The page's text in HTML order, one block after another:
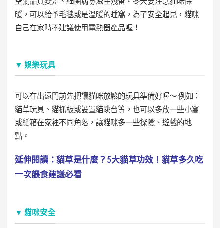
暖，可以給予毛毯或是溫暖的睡窩，為了安全起見，貓咪
自己在家時不建議使用電熱器產品喔！
▼ 娛樂玩具
可以在出遠門前先把讓貓咪放鬆的玩具準備好喔～ 例如：
貓草玩具、貓抓板或設置貓跳台等，也可以多放一些小窩
或紙箱在家裡不同角落，讓貓咪多一些探險、遊戲的地
點。
延伸閱讀：貓草是什麼？5大貓草功效！貓草多久吃
一次餵食建議必看
▼ 貓咪安全